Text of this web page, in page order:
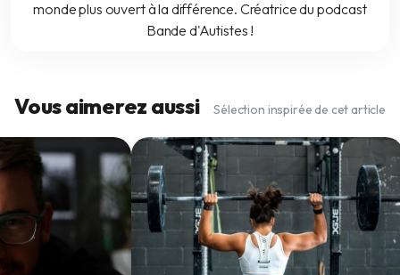
monde plus ouvert à la différence. Créatrice du podcast
Bande d'Autistes !
Vous aimerez aussi Sélection inspirée de cet article